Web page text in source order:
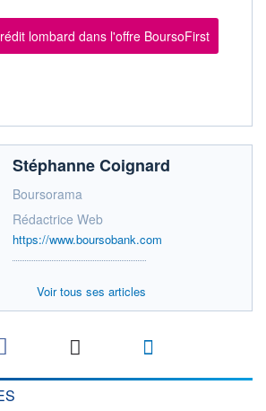
lombard dans l'offre BoursoFirst
Stéphanne Coignard
Boursorama
Rédactrice Web
https://www.boursobank.com
Voir tous ses articles